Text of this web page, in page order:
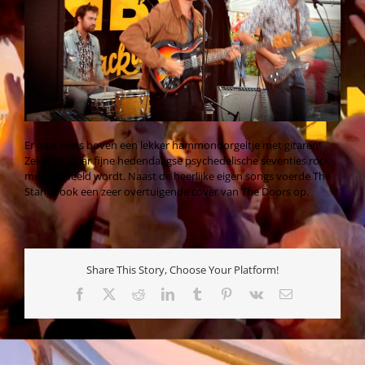
Er gaat niets boven een lekker hammondorgeltje met gitaren!
Zeker als daar fijne hedendaagse psychedelische seventies rock
mee gespeeld wordt. Naast de heerlijke eigen songs voerde The
Stangs ook een zeer overtuigende cover van The Doors op.
Share This Story, Choose Your Platform!
Facebook RedditLinkedInTumblr Pinterest
Vk
E-